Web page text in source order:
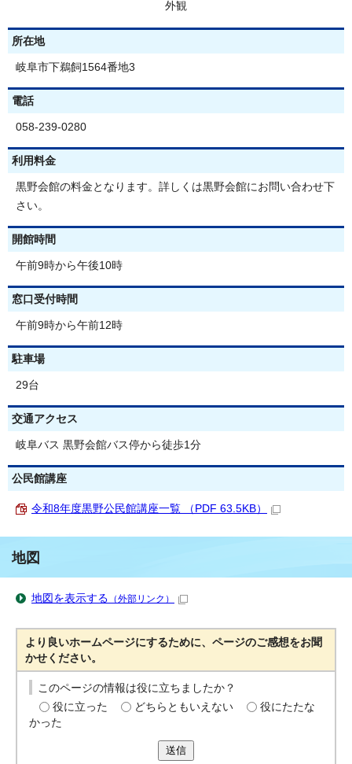
外観
所在地
岐阜市下鵜飼1564番地3
電話
058-239-0280
利用料金
黒野会館の料金となります。詳しくは黒野会館にお問い合わせ下
さい。
開館時間
午前9時から午後10時
窓口受付時間
午前9時から午前12時
駐車場
29台
交通アクセス
岐阜バス 黒野会館バス停から徒歩1分
公民館講座
令和8年度黒野公民館講座一覧 （PDF 63.5KB）
地図
地図を表示する （外部リンク）
より良いホームページにするために、ページのご感想をお聞
かせください。
このページの情報は役に立ちましたか？
役に立った
どちらともいえない
役にたたな
かった
送信